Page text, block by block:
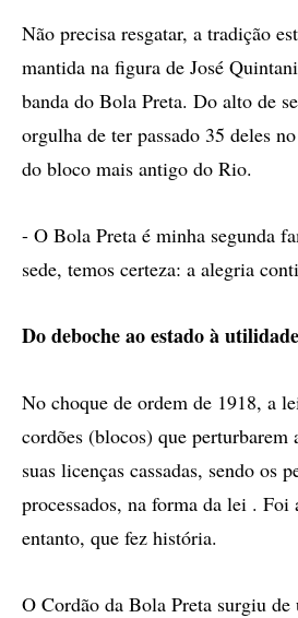
Não precisa resgatar, a tradição
mantida na figura de José
banda do Bola Preta. Do alto de
orgulha de ter passado 35 deles
do bloco mais antigo do Rio.
- O Bola Preta é minha segunda
sede, temos certeza: a alegria
Do deboche ao estado à
No choque de ordem de 1918, a
cordões (blocos) que perturbarem
suas licenças cassadas, sendo os
processados, na forma da lei . Foi
entanto, que fez história.
O Cordão da Bola Preta surgiu